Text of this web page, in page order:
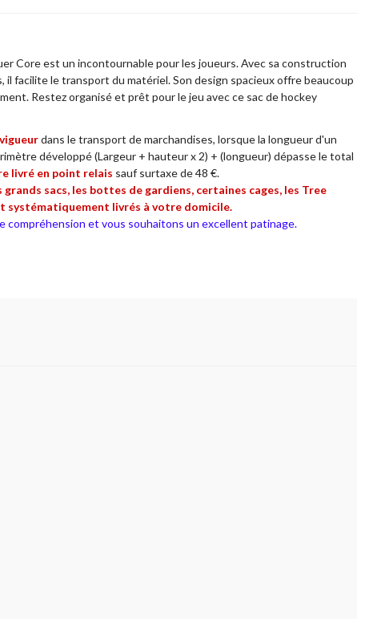
Core est un incontournable pour les joueurs. Avec sa construction
facilite le transport du matériel. Son design spacieux offre beaucoup
Restez organisé et prêt pour le jeu avec ce sac de hockey
dans le transport de marchandises, lorsque la longueur d'un
développé (Largeur + hauteur x 2) + (longueur) dépasse le total
livré en point relais sauf surtaxe de 48 €.
grands sacs, les bottes de gardiens, certaines cages, les Tree
systématiquement livrés à votre domicile.
compréhension et vous souhaitons un excellent patinage.